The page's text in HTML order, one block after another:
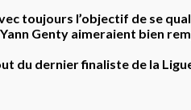
toujours l’objectif de se
Genty aimeraient bien
du dernier finaliste de la